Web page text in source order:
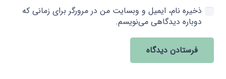
ذخیره نام، ایمیل و وبسایت من در مرورگر برای زمانی که
دوباره دیدگاهی می‌نویسم.
فرستادن دیدگاه